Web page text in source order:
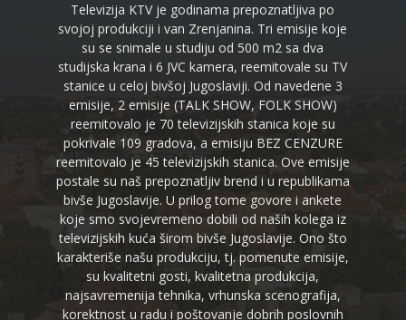
Televizija KTV je godinama prepoznatljiva po
svojoj produkciji i van Zrenjanina. Tri emisije koje
su se snimale u studiju od 500 m2 sa dva
studijska krana i 6 JVC kamera, reemitovale su TV
stanice u celoj bivšoj Jugoslaviji. Od navedene 3
emisije, 2 emisije (TALK SHOW, FOLK SHOW)
reemitovalo je 70 televizijskih stanica koje su
pokrivale 109 gradova, a emisiju BEZ CENZURE
reemitovalo je 45 televizijskih stanica. Ove emisije
postale su naš prepoznatljiv brend i u republikama
bivše Jugoslavije. U prilog tome govore i ankete
koje smo svojevremeno dobili od naših kolega iz
televizijskih kuća širom bivše Jugoslavije. Ono što
karakteriše našu produkciju, tj. pomenute emisije,
su kvalitetni gosti, kvalitetna produkcija,
najsavremenija tehnika, vrhunska scenografija,
korektnost u radu i poštovanje dobrih poslovnih